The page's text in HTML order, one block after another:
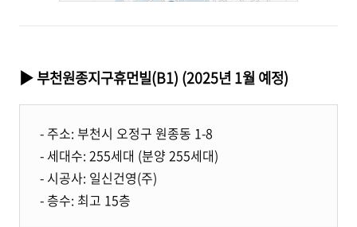
▶ 부천원종지구휴먼빌(B1) (2025년 1월 예정)
- 주소: 부천시 오정구 원종동 1-8
- 세대수: 255세대 (분양 255세대)
- 시공사: 일신건영(주)
- 층수: 최고 15층